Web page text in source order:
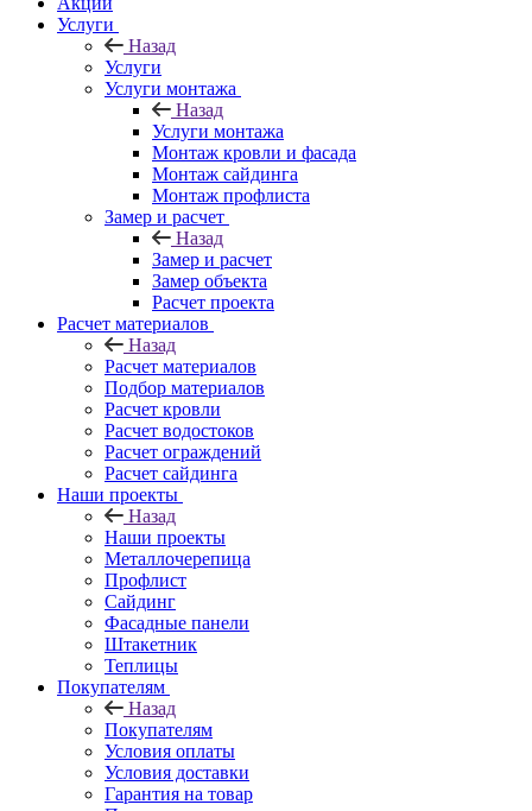
Услуги
Назад
Услуги
Услуги монтажа
Назад
Услуги монтажа
Монтаж кровли и фасада
Монтаж сайдинга
Монтаж профлиста
Замер и расчет
Назад
Замер и расчет
Замер объекта
Расчет проекта
Расчет материалов
Назад
Расчет материалов
Подбор материалов
Расчет кровли
Расчет водостоков
Расчет ограждений
Расчет сайдинга
Наши проекты
Назад
Наши проекты
Металлочерепица
Профлист
Сайдинг
Фасадные панели
Штакетник
Теплицы
Покупателям
Назад
Покупателям
Условия оплаты
Условия доставки
Гарантия на товар